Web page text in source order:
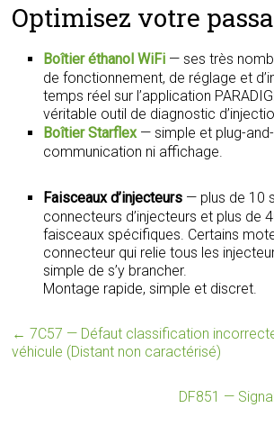
Optimisez votre
Boîtier éthanol WiFi — ses très
de fonctionnement, de réglage et
temps réel sur l’application
véritable outil de diagnostic
Boîtier Starflex— simple et plug-
communication ni affichage.
Faisceaux d’injecteurs — plus de 10
connecteurs d’injecteurs et plus de
faisceaux spécifiques. Certains
connecteur qui relie tous les
simple de s’y brancher.
Montage rapide, simple et discret.
← 7C57 — Défaut classification
véhicule (Distant non caractérisé)
DF851 —